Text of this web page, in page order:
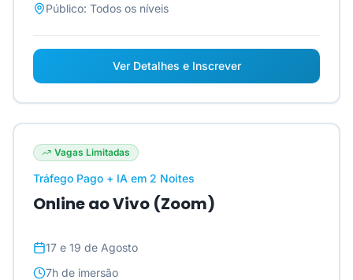
Público: Todos os níveis
Ver Detalhes e Inscrever
Vagas Limitadas
Tráfego Pago + IA em 2 Noites
Online ao Vivo (Zoom)
17 e 19 de Agosto
7h de imersão